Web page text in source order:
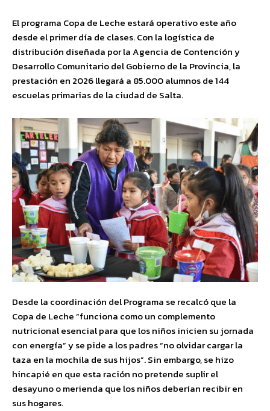
El programa Copa de Leche estará operativo este año
desde el primer día de clases. Con la logística de
distribución diseñada por la Agencia de Contención y
Desarrollo Comunitario del Gobierno de la Provincia, la
prestación en 2026 llegará a 85.000 alumnos de 144
escuelas primarias de la ciudad de Salta.
Desde la coordinación del Programa se recalcó que la
Copa de Leche “funciona como un complemento
nutricional esencial para que los niños inicien su jornada
con energía” y se pide a los padres “no olvidar cargar la
taza en la mochila de sus hijos”. Sin embargo, se hizo
hincapié en que esta ración no pretende suplir el
desayuno o merienda que los niños deberían recibir en
sus hogares.